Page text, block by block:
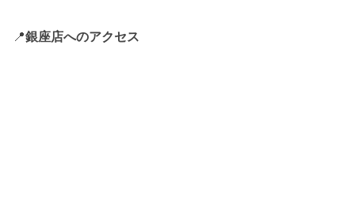
📍銀座店へのアクセス